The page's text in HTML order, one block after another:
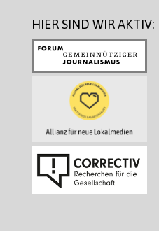
HIER SIND WIR AKTIV: